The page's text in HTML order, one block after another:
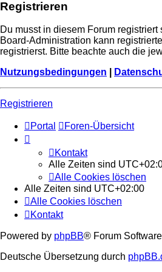
Registrieren
Du musst in diesem Forum
Board-Administration kann
registrierst. Bitte beachte auch die
Nutzungsbedingungen
Registrieren
Portal Foren-Übersicht
Kontakt
Alle Zeiten sind
Alle Cookies löschen
Alle Zeiten sind UTC+02:00
Alle Cookies löschen
Kontakt
Powered by phpBB® Forum
Deutsche Übersetzung durch